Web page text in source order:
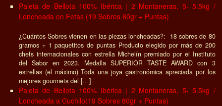
Paleta de Bellota 100% Ibérica | 2 Montaneras, 5- 5.5kg /
Loncheada en Fetas (19 Sobres 80gr + Puntas)
¿Cuántos Sobres vienen en las piezas loncheadas?: 18 sobres de 80
gramos + 1 paquetitos de puntas Producto elegido por más de 200
chefs internacionales con estrella Michelín premiado por el Instituto
del Sabor en 2023. Medalla SUPERIOR TASTE AWARD con 3
estrellas (el máximo) Toda una joya gastronómica apreciada por los
mejores gourmets del […]
Paleta de Bellota 100% Ibérica | 2 Montaneras, 5- 5.5kg /
Loncheada a Cuchilo(19 Sobres 80gr + Puntas)